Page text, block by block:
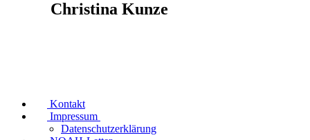
Christina Kunze
Kontakt
Impressum
Datenschutzerklärung